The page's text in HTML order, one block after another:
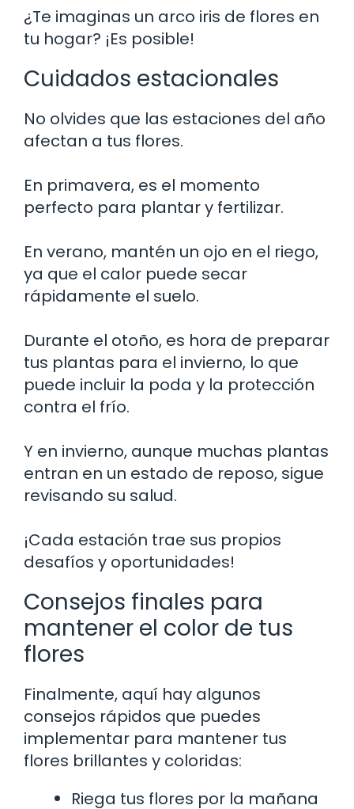
¿Te imaginas un arco iris de flores en
tu hogar? ¡Es posible!
Cuidados estacionales
No olvides que las estaciones del año
afectan a tus flores.
En primavera, es el momento
perfecto para plantar y fertilizar.
En verano, mantén un ojo en el riego,
ya que el calor puede secar
rápidamente el suelo.
Durante el otoño, es hora de preparar
tus plantas para el invierno, lo que
puede incluir la poda y la protección
contra el frío.
Y en invierno, aunque muchas plantas
entran en un estado de reposo, sigue
revisando su salud.
¡Cada estación trae sus propios
desafíos y oportunidades!
Consejos finales para
mantener el color de tus
flores
Finalmente, aquí hay algunos
consejos rápidos que puedes
implementar para mantener tus
flores brillantes y coloridas:
Riega tus flores por la mañana